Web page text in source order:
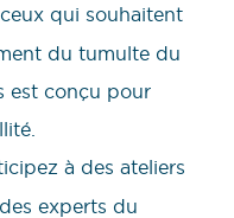
qui souhaitent
du tumulte du
est conçu pour
à des ateliers
experts du